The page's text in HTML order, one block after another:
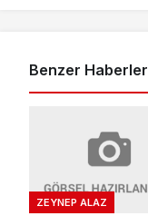
Benzer Haberler
ZEYNEP ALAZ